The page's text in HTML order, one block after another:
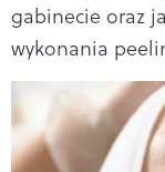
gabinecie oraz
wykonania